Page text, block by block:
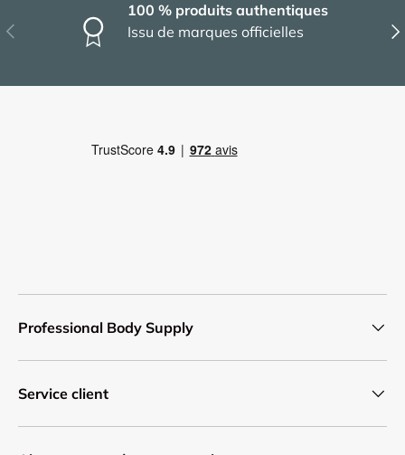
Précédent
100 % produits authentiques
Issu de marques officielles
Professional Body Supply
Service client